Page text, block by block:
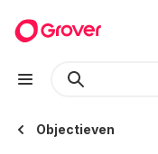
Objectieven